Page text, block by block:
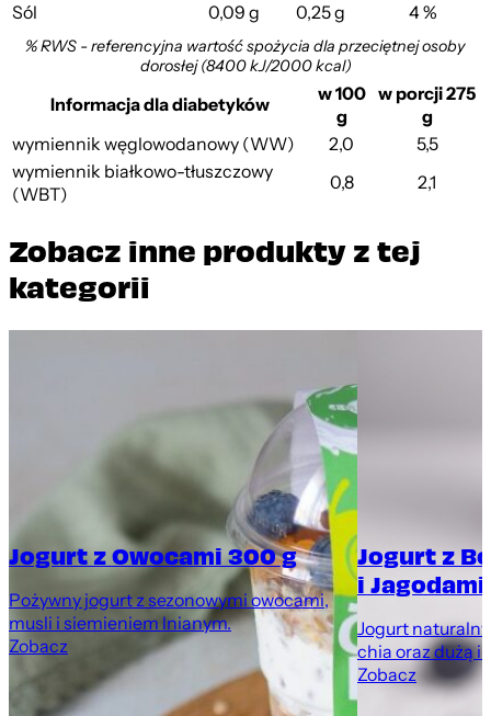
Sól
0,09 g 0,25 g 4 %
% RWS - referencyjna wartość spożycia dla przeciętnej osoby
dorosłej (8400 kJ/2000 kcal)
Informacja dla diabetyków
w 100
g
w porcji 275
g
wymiennik węglowodanowy (WW)
2,0
5,5
wymiennik białkowo-tłuszczowy
(WBT)
0,8 2,1
Zobacz inne produkty z tej
kategorii
Jogurt z Owocami 300 g
Pożywny jogurt z sezonowymi owocami,
musli i siemieniem lnianym.
Zobacz
Jogurt z
i
Jogurt
chia oraz dużą
Zobacz